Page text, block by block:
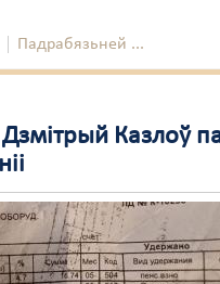
Падрабязьней ...
Дзмітрый Казлоў